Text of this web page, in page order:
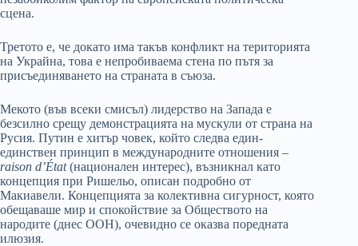
сцена.
Третото е, че докато има такъв конфликт на територията
на Украйна, това е непробиваема стена по пътя за
присъединяването на страната в съюза.
Мекото (във всеки смисъл) лидерство на Запада е
безсилно срещу демонстрацията на мускули от страна на
Русия. Путин е хитър човек, който следва един-
единствен принцип в международните отношения –
raison d’État(национален интерес), възникнал като
концепция при Ришельо, описан подробно от
Макиавели. Концепцията за колективна сигурност, която
обещаваше мир и спокойствие за Обществото на
народите (днес ООН), очевидно се оказва поредната
илюзия.